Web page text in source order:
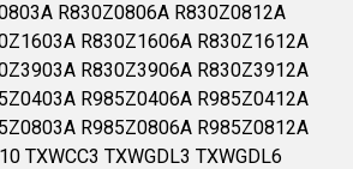
R830Z0806A R830Z0812A
R830Z1606A R830Z1612A
R830Z3906A R830Z3912A
R985Z0406A R985Z0412A
R985Z0806A R985Z0812A
TXWCC3 TXWGDL3 TXWGDL6